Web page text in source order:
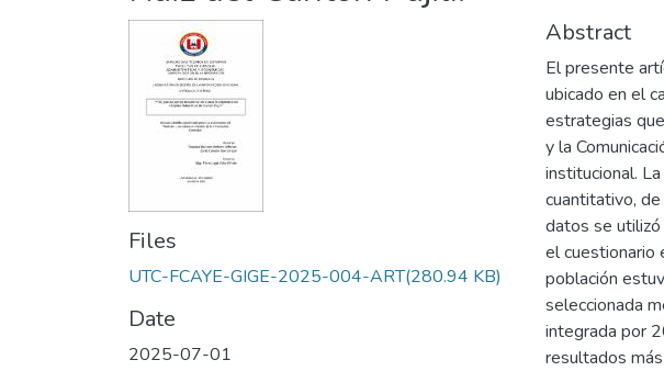
Files
UTC-FCAYE-GIGE-2025-004-ART(280.94 KB)
Date
2025-07-01
Abstract
El presente
ubicado en el
estrategias
y la
institucional.
cuantitativo,
datos se
el cuestionario
población
seleccionada
integrada por
resultados